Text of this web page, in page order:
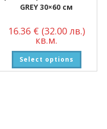
GREY 30×60 см
16.36 € (32.00 лв.)
кв.м.
Select options